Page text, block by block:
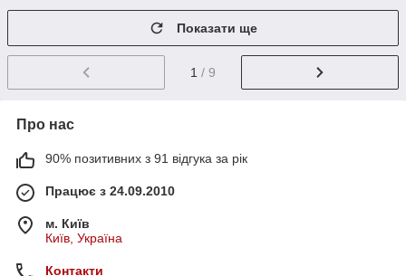
Показати ще
1 / 9
Про нас
90% позитивних з 91 відгука за рік
Працює з 24.09.2010
м. Київ
Київ, Україна
Контакти